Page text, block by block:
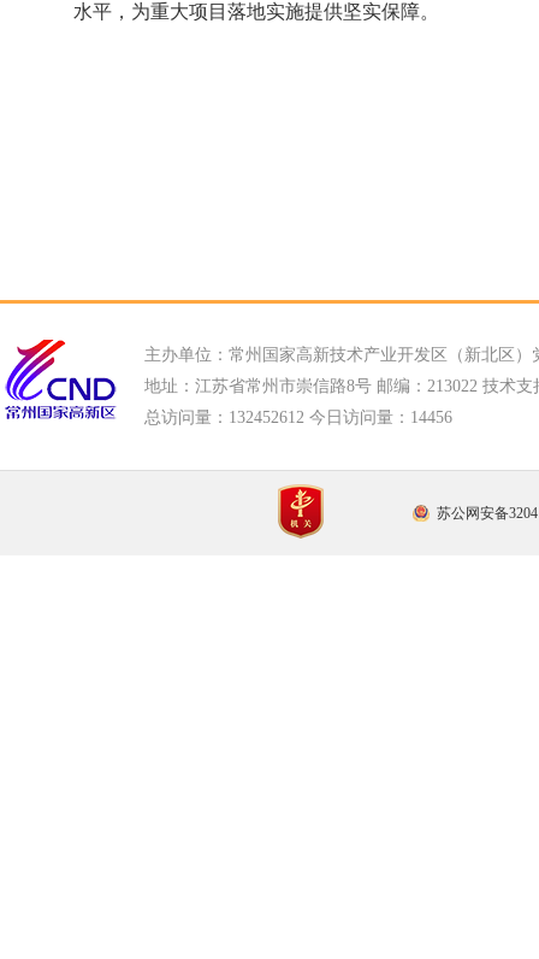
水平，为重大项目落地实施提供坚实保障。
主办单位：常州国家高新技术产业开发区（新北区）
地址：江苏省常州市崇信路8号 邮编：213022 技术支
总访问量： 132452612 今日访问量： 14456
苏公网安备